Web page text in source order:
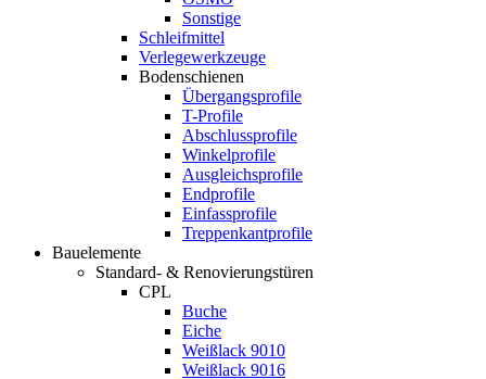
Sonstige
Schleifmittel
Verlegewerkzeuge
Bodenschienen
Übergangsprofile
T-Profile
Abschlussprofile
Winkelprofile
Ausgleichsprofile
Endprofile
Einfassprofile
Treppenkantprofile
Bauelemente
Standard- & Renovierungstüren
CPL
Buche
Eiche
Weißlack 9010
Weißlack 9016